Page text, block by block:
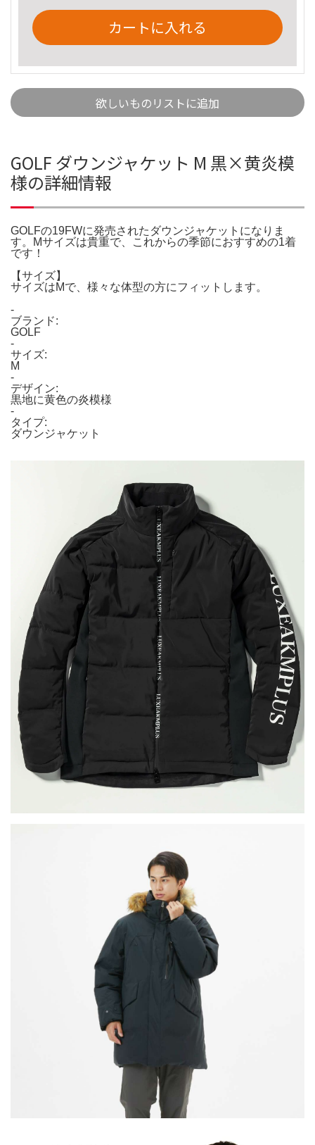
カートに入れる
欲しいものリストに追加
GOLF ダウンジャケット M 黒×黄炎模
様の詳細情報
GOLFの19FWに発売されたダウンジャケットになりま
す。Mサイズは貴重で、これからの季節におすすめの1着
です！
【サイズ】
サイズはMで、様々な体型の方にフィットします。
-
ブランド:
GOLF
-
サイズ:
M
-
デザイン:
黒地に黄色の炎模様
-
タイプ:
ダウンジャケット